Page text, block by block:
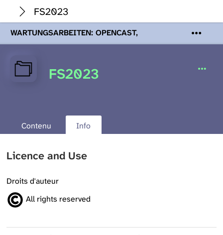
FS2023
WARTUNGSARBEITEN: OPENCAST,
PODCASTS & TOBIRA
Mi 19. August
Wartungsarbeiten an den Opencast-
Servern werden Ihnen Podcasts,
FS2023
Contenu Info
Licence and Use
Droits d'auteur
All rights reserved